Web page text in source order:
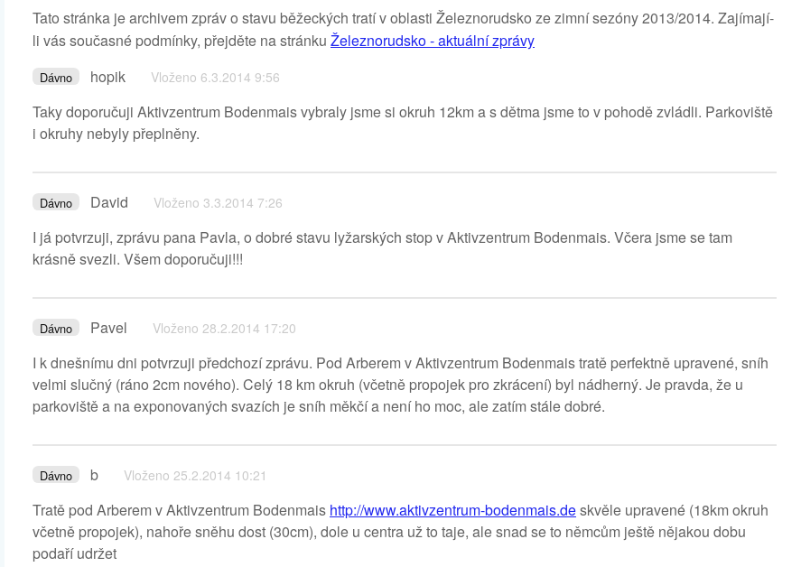
Tato stránka je archivem zpráv o stavu běžeckých tratí v oblasti Železnorudsko ze zimní sezóny 2013/2014. Zajímají-
li vás současné podmínky, přejděte na stránku Železnorudsko - aktuální zprávy
Dávno hopik Vloženo 6.3.2014 9:56
Taky doporučuji Aktivzentrum Bodenmais vybraly jsme si okruh 12km a s dětma jsme to v pohodě zvládli. Parkoviště
i okruhy nebyly přeplněny.
Dávno David Vloženo 3.3.2014 7:26
I já potvrzuji, zprávu pana Pavla, o dobré stavu lyžarských stop v Aktivzentrum Bodenmais. Včera jsme se tam
krásně svezli. Všem doporučuji!!!
Dávno Pavel Vloženo 28.2.2014 17:20
I k dnešnímu dni potvrzuji předchozí zprávu. Pod Arberem v Aktivzentrum Bodenmais tratě perfektně upravené, sníh
velmi slučný (ráno 2cm nového). Celý 18 km okruh (včetně propojek pro zkrácení) byl nádherný. Je pravda, že u
parkoviště a na exponovaných svazích je sníh měkčí a není ho moc, ale zatím stále dobré.
Dávno b Vloženo 25.2.2014 10:21
Tratě pod Arberem v Aktivzentrum Bodenmais http://www.aktivzentrum-bodenmais.deskvěle upravené (18km okruh
včetně propojek), nahoře sněhu dost (30cm), dole u centra už to taje, ale snad se to němcům ještě nějakou dobu
podaří udržet